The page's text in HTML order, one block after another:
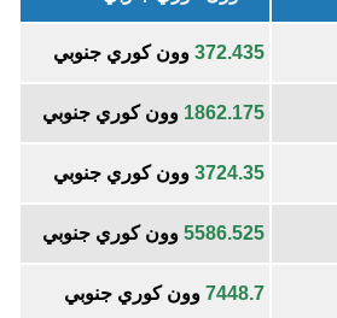
372.435 وون كوري جنوبي
1862.175 وون كوري جنوبي
3724.35 وون كوري جنوبي
5586.525 وون كوري جنوبي
7448.7 وون كوري جنوبي